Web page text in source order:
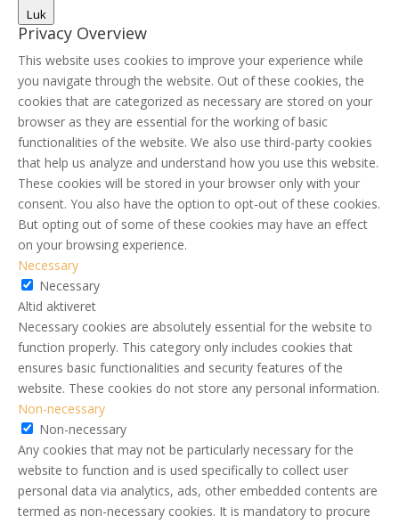
Luk
Privacy Overview
This website uses cookies to improve your experience while
you navigate through the website. Out of these cookies, the
cookies that are categorized as necessary are stored on your
browser as they are essential for the working of basic
functionalities of the website. We also use third-party cookies
that help us analyze and understand how you use this website.
These cookies will be stored in your browser only with your
consent. You also have the option to opt-out of these cookies.
But opting out of some of these cookies may have an effect
on your browsing experience.
Necessary
Necessary
Altid aktiveret
Necessary cookies are absolutely essential for the website to
function properly. This category only includes cookies that
ensures basic functionalities and security features of the
website. These cookies do not store any personal information.
Non-necessary
Non-necessary
Any cookies that may not be particularly necessary for the
website to function and is used specifically to collect user
personal data via analytics, ads, other embedded contents are
termed as non-necessary cookies. It is mandatory to procure